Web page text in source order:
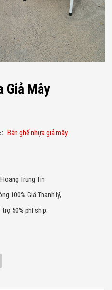
Giả Mây
Bàn ghế nhựa giả mây
Trung Tín
100% Giá Thanh lý,
50% phí ship.